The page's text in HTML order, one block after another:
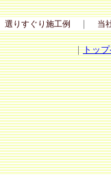
選りすぐり施工例 ｜ 当
｜トッ